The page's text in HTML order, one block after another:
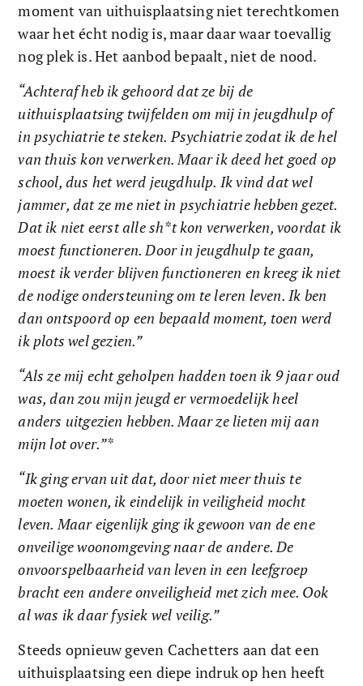
moment van uithuisplaatsing niet terechtkomen
waar het écht nodig is, maar daar waar toevallig
nog plek is. Het aanbod bepaalt, niet de nood.
“Achteraf heb ik gehoord dat ze bij de
uithuisplaatsing twijfelden om mij in jeugdhulp of
in psychiatrie te steken. Psychiatrie zodat ik de hel
van thuis kon verwerken. Maar ik deed het goed op
school, dus het werd jeugdhulp. Ik vind dat wel
jammer, dat ze me niet in psychiatrie hebben gezet.
Dat ik niet eerst alle sh*t kon verwerken, voordat ik
moest functioneren. Door in jeugdhulp te gaan,
moest ik verder blijven functioneren en kreeg ik niet
de nodige ondersteuning om te leren leven. Ik ben
dan ontspoord op een bepaald moment, toen werd
ik plots wel gezien.”
“Als ze mij echt geholpen hadden toen ik 9 jaar oud
was, dan zou mijn jeugd er vermoedelijk heel
anders uitgezien hebben. Maar ze lieten mij aan
mijn lot over.”*
“Ik ging ervan uit dat, door niet meer thuis te
moeten wonen, ik eindelijk in veiligheid mocht
leven. Maar eigenlijk ging ik gewoon van de ene
onveilige woonomgeving naar de andere. De
onvoorspelbaarheid van leven in een leefgroep
bracht een andere onveiligheid met zich mee. Ook
al was ik daar fysiek wel veilig.”
Steeds opnieuw geven Cachetters aan dat een
uithuisplaatsing een diepe indruk op hen heeft